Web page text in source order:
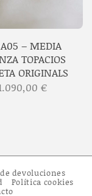
– MEDIA
TOPACIOS
ORIGINALS
€
devoluciones
Política cookies